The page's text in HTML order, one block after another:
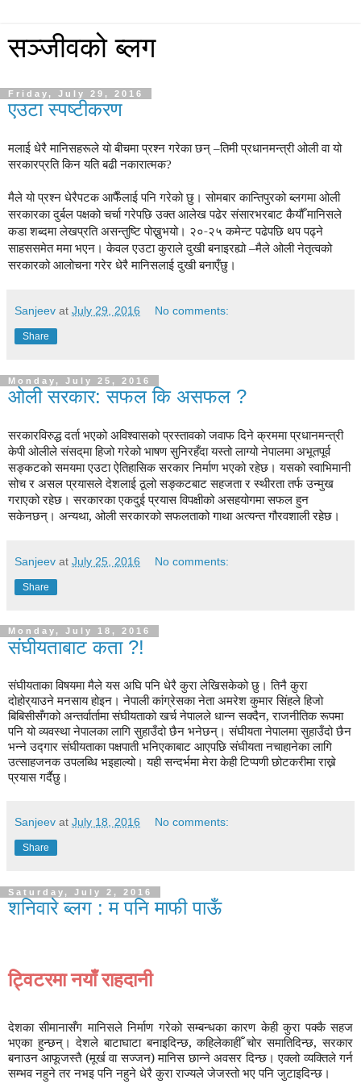
सञ्जीवको ब्लग
Friday, July 29, 2016
एउटा स्पष्टीकरण
मलाई धेरै मानिसहरूले यो बीचमा प्रश्न गरेका छन् –तिमी प्रधानमन्त्री ओली वा यो
सरकारप्रति किन यति बढी नकारात्मक?
मैले यो प्रश्न धेरैपटक आफैँलाई पनि गरेको छु। सोमबार कान्तिपुरको ब्लगमा ओली
सरकारका दुर्बल पक्षको चर्चा गरेपछि उक्त आलेख पढेर संसारभरबाट कैयौँ मानिसले
कडा शब्दमा लेखप्रति असन्तुष्टि पोख्नुभयो। २०-२५ कमेन्ट पढेपछि थप पढ्ने
साहससमेत ममा भएन। केवल एउटा कुराले दुखी बनाइरह्यो –मैले ओली नेतृत्वको
सरकारको आलोचना गरेर धेरै मानिसलाई दुखी बनाएँछु।
Sanjeev at July 29, 2016 No comments:
Share
Monday, July 25, 2016
ओली सरकार: सफल कि असफल ?
सरकारविरुद्ध दर्ता भएको अविश्वासको प्रस्तावको जवाफ दिने क्रममा प्रधानमन्त्री
केपी ओलीले संसद्‌मा हिजो गरेको भाषण सुनिरहँदा यस्तो लाग्यो नेपालमा अभूतपूर्व
सङ्कटको समयमा एउटा ऐतिहासिक सरकार निर्माण भएको रहेछ। यसको स्वाभिमानी
सोच र असल प्रयासले देशलाई ठूलो सङ्कटबाट सहजता र स्थीरता तर्फ उन्मुख
गराएको रहेछ। सरकारका एकदुई प्रयास विपक्षीको असहयोगमा सफल हुन
सकेनछन्। अन्यथा, ओली सरकारको सफलताको गाथा अत्यन्त गौरवशाली रहेछ।
Sanjeev at July 25, 2016 No comments:
Share
Monday, July 18, 2016
संघीयताबाट कता ?!
संघीयताका विषयमा मैले यस अघि पनि धेरै कुरा लेखिसकेको छु। तिनै कुरा
दोहोर्‌याउने मनसाय होइन। नेपाली कांग्रेसका नेता अमरेश कुमार सिंहले हिजो
बिबिसीसँगको अन्तर्वार्तामा संघीयताको खर्च नेपालले धान्न सक्दैन,राजनीतिक रूपमा
पनि यो व्यवस्था नेपालका लागि सुहाउँदो छैन भनेछन्। संघीयता नेपालमा सुहाउँदो छैन
भन्ने उद्गार संघीयताका पक्षपाती भनिएकाबाट आएपछि संघीयता नचाहानेका लागि
उत्साहजनक उपलब्धि भइहाल्यो। यही सन्दर्भमा मेरा केही टिप्पणी छोटकरीमा राख्ने
प्रयास गर्दैछु।
Sanjeev at July 18, 2016 No comments:
Share
Saturday, July 2, 2016
शनिवारे ब्लग : म पनि माफी पाऊँ
ट्विटरमा नयाँ राहदानी
देशका सीमानासँग मानिसले निर्माण गरेको सम्बन्धका कारण केही कुरा पक्कै सहज
भएका हुन्छन्। देशले बाटाघाटा बनाइदिन्छ,कहिलेकाहीँ चोर समातिदिन्छ,सरकार
बनाउन आफूजस्तै (मूर्ख वा सज्जन) मानिस छान्ने अवसर दिन्छ। एक्लो व्यक्तिले गर्न
सम्भव नहुने तर नभइ पनि नहुने धेरै कुरा राज्यले जेजस्तो भए पनि जुटाइदिन्छ।